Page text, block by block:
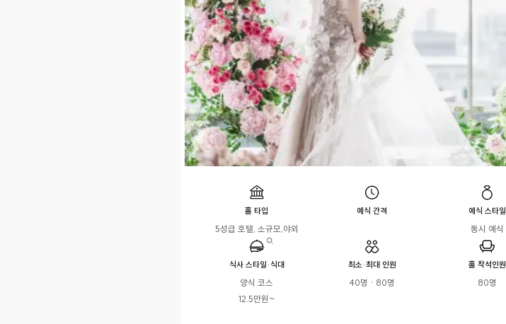
홀 타입
5성급 호텔, 소규모,야외
예식 간격 예식 스타일
동시 예식
식사 스타일·식대
양식 코스
12.5만원~
최소·최대 인원
40명 · 80명
홀 착석인원
80명